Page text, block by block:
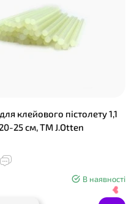
клейового пістолету 1,1
25 см, TM J.Otten
В наявності